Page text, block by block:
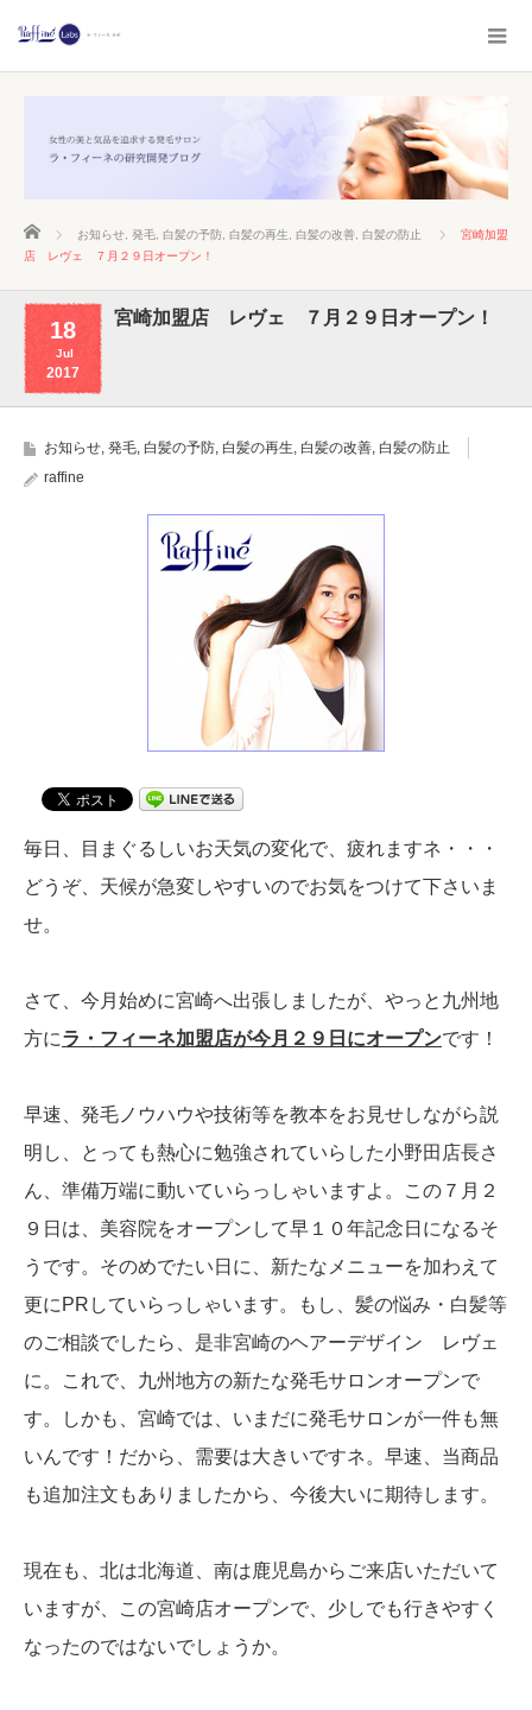
ホーム お知らせ 発毛 白髪の予防 白髪の再生 白髪の改善 白髪の防止
宮崎加盟
店 レヴェ ７月２９日オープン！
18
Jul
2017
宮崎加盟店 レヴェ ７月２９日オープン！
お知らせ 発毛 白髪の予防 白髪の再生 白髪の改善 白髪の防止
raffine
毎日、目まぐるしいお天気の変化で、疲れますネ・・・
どうぞ、天候が急変しやすいのでお気をつけて下さいま
せ。
さて、今月始めに宮崎へ出張しましたが、やっと九州地
方にラ・フィーネ加盟店が今月２９日にオープンです！
早速、発毛ノウハウや技術等を教本をお見せしながら説
明し、とっても熱心に勉強されていらした小野田店長さ
ん、準備万端に動いていらっしゃいますよ。この７月２
９日は、美容院をオープンして早１０年記念日になるそ
うです。そのめでたい日に、新たなメニューを加わえて
更にPRしていらっしゃいます。もし、髪の悩み・白髪等
のご相談でしたら、是非宮崎のヘアーデザイン レヴェ
に。これで、九州地方の新たな発毛サロンオープンで
す。しかも、宮崎では、いまだに発毛サロンが一件も無
いんです！だから、需要は大きいですネ。早速、当商品
も追加注文もありましたから、今後大いに期待します。
現在も、北は北海道、南は鹿児島からご来店いただいて
いますが、この宮崎店オープンで、少しでも行きやすく
なったのではないでしょうか。